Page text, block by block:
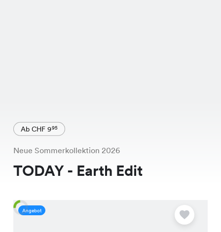
Ab CHF 995
Neue Sommerkollektion 2026
TODAY - Earth Edit
Angebot